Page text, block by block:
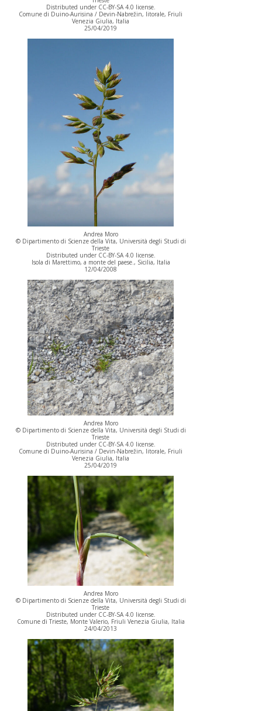
Distributed under CC-BY-SA 4.0 license.
Comune di Duino-Aurisina / Devin-Nabrežin, litorale, Friuli
Venezia Giulia, Italia
25/04/2019
Andrea Moro
© Dipartimento di Scienze della Vita, Università degli Studi di
Trieste
Distributed under CC-BY-SA 4.0 license.
Isola di Marettimo, a monte del paese., Sicilia, Italia
12/04/2008
Andrea Moro
© Dipartimento di Scienze della Vita, Università degli Studi di
Trieste
Distributed under CC-BY-SA 4.0 license.
Comune di Duino-Aurisina / Devin-Nabrežin, litorale, Friuli
Venezia Giulia, Italia
25/04/2019
Andrea Moro
© Dipartimento di Scienze della Vita, Università degli Studi di
Trieste
Distributed under CC-BY-SA 4.0 license.
Comune di Trieste, Monte Valerio, Friuli Venezia Giulia, Italia
24/04/2013